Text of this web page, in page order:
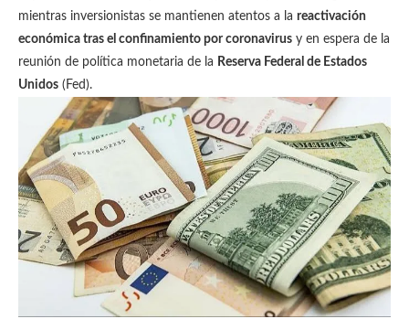
mientras inversionistas se mantienen atentos a la reactivación
económica tras el confinamiento por coronavirus y en espera de la
reunión de política monetaria de la Reserva Federal de Estados
Unidos (Fed).